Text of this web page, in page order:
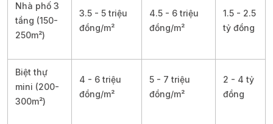
Nhà phố 3
tầng (150-
250m²)
3.5 - 5 triệu
đồng/m²
4.5 - 6 triệu
đồng/m²
1.5 - 2.5
tỷ đồng
Biệt thự
mini (200-
300m²)
4 - 6 triệu
đồng/m²
5 - 7 triệu
đồng/m²
2 - 4 tỷ
đồng